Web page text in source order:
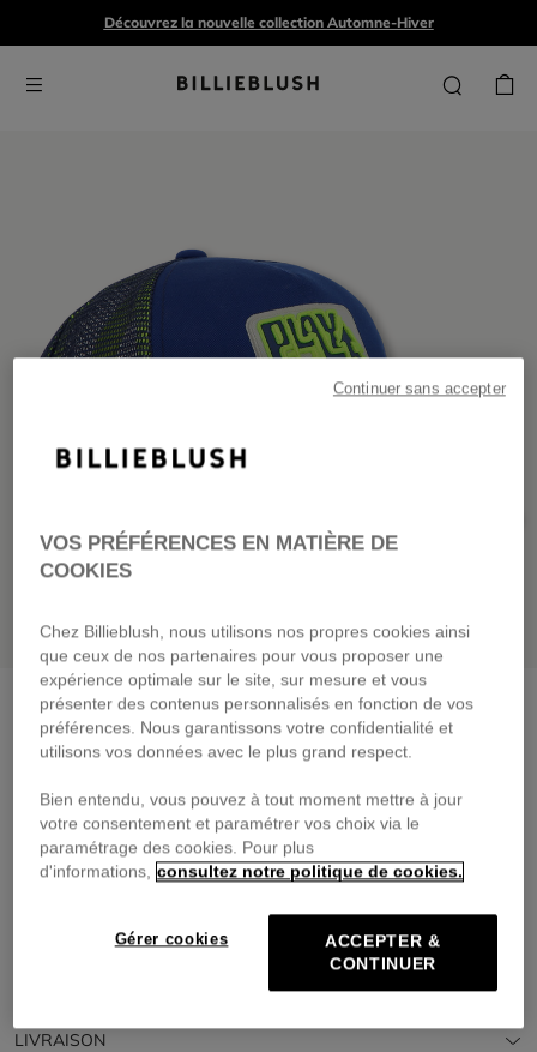
Découvrez la nouvelle collection Automne-Hiver
Casquette avec logoencre
29,00 €
Payez en 4 fois sans frais avec
🔒Paiement sécurisé & retours faciles
DESCRIPTION
COMPOSITION
LIVRAISON
VOS PRÉFÉRENCES EN MATIÈRE DE
COOKIES
Chez Billieblush, nous utilisons nos propres cookies ainsi
que ceux de nos partenaires pour vous proposer une
expérience optimale sur le site, sur mesure et vous
présenter des contenus personnalisés en fonction de vos
préférences. Nous garantissons votre confidentialité et
utilisons vos données avec le plus grand respect.
Bien entendu, vous pouvez à tout moment mettre à jour
votre consentement et paramétrer vos choix via le
paramétrage des cookies. Pour plus
d'informations, consultez notre politique de cookies.
Gérer cookies
ACCEPTER &
CONTINUER
Continuer sans accepter